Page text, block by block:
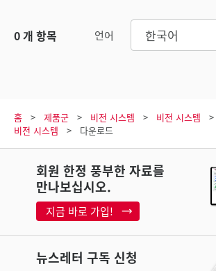
언어 한국어
0개 항목
홈 제품군 비전 시스템 비전 시스템
비전 시스템
다운로드
회원 한정 풍부한 자료를
만나보십시오.
지금 바로 가입!
뉴스레터 구독 신청